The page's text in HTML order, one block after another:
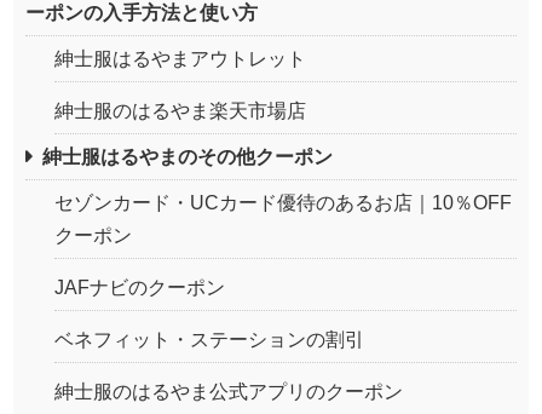
ーポンの入手方法と使い方
紳士服はるやまアウトレット
紳士服のはるやま楽天市場店
紳士服はるやまのその他クーポン
セゾンカード・UCカード優待のあるお店｜10％OFF
クーポン
JAFナビのクーポン
ベネフィット・ステーションの割引
紳士服のはるやま公式アプリのクーポン